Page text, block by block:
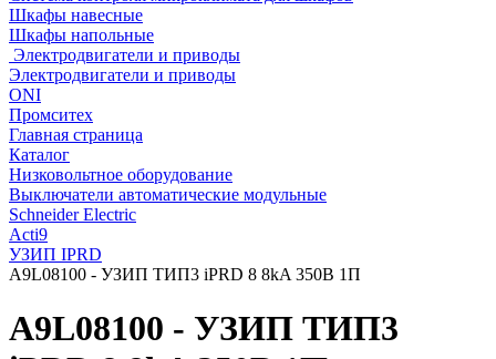
Шкафы навесные
Шкафы напольные
Электродвигатели и приводы
Электродвигатели и приводы
ONI
Промситех
Главная страница
Каталог
Низковольтное оборудование
Выключатели автоматические модульные
Schneider Electric
Acti9
УЗИП IPRD
A9L08100 - УЗИП ТИП3 iPRD 8 8kA 350В 1П
A9L08100 - УЗИП ТИП3